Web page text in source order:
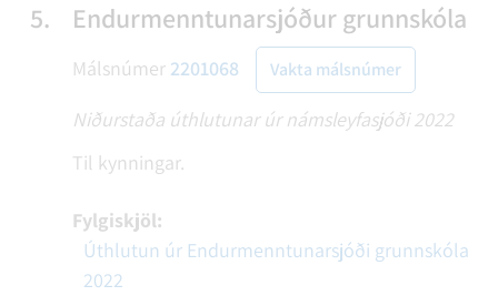
5. Endurmenntunarsjóður grunnskóla
Málsnúmer 2201068 Vakta málsnúmer
Niðurstaða úthlutunar úr námsleyfasjóði 2022
Til kynningar.
Fylgiskjöl:
Úthlutun úr Endurmenntunarsjóði grunnskóla
2022